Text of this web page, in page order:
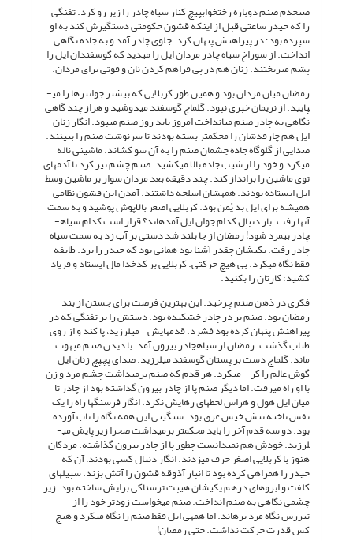
صبح­دم صنم دوباره رختخواب­پیچ کنار سیاه چادر را زیر رو کرد. تفنگی
را که حیدر ساعتی قبل از این­که قشون حکومتی دستگیرش کند به او
سپرده بود؛ در پیراهنش پنهان کرد. جلوی چادر آمد و به جاده نگاهی
انداخت. از سوراخ سیاه چادر مردان ایل را می­دید که گوسفندان ایل را
پشم می­ریختند. زنان هم در پی فراهم کردن نان و قوتی برای مردان.
رمضان میان مردان بود و همین طور کربلایی که بیش­تر جوان­ترها را می­
پایید. از نریمان خبری نبود. گل­ماج گوسفند می­دوشید و هراز چند گاهی
نگاهی به چادر صنم می­انداخت امروز باید روز صنم می­بود. انگار زنان
ایل هم چارقدشان را محکم­تر بسته بودند تا سرنوشت صنم را ببینند.
صدایی از گلوگاه جاده چشمان صنم را به آن سو کشاند. ماشینی ناله
می­کرد و خود را از شیب جاده بالا می­کشید. صنم چشم تیز کرد تا آدم­های
توی ماشین را برانداز کند. چند دقیقه بعد مردان سوار بر ماشین وسط
ایل ایستاده بودند. همه­شان اسلحه داشتند. آمدن این قشون نظامی
همیشه برای ایل بد یُمن بود. کربلایی اصغر بالاپوش پوشید و به سمت
آن­ها رفت. باز دنبال کدام جوان ایل آمده­اند؟ قرار است کدام سیاه­
چادر بی­مرد شود! رمضان از جا بلند شد دستی بر آب زد به سمت سیاه
چادر رفت. یکی­شان چقدر آشنا بود همانی بود که حیدر را برد. طایفه
فقط نگاه می­کرد. بی هیچ حرکتی. کربلایی بر کدخدا مال ایستاد و فریاد
کشید: کارتان را بکنید.
فکری در ذهن صنم چرخید. این بهترین فرصت برای جستن از بند
رمضان بود. صنم بر در چادر خشکیده بود. دستش را بر تفنگی که در
پیراهنش پنهان کرده بود فشرد. قدم­هایش می­لرزید، پا کند و از روی
طناب گذشت. رمضان از سیاه­چادر بیرون آمد. با دیدن صنم مبهوت
ماند. گل­ماج دست بر پستان گوسفند می­لرزید. صدای پچ­پچ زنان ایل
گوش عالم را کر می­کرد. هر قدم که صنم برمی­داشت چشم مرد و زن
با او راه می­رفت. اما دیگر صنم پا از چادر بیرون گذاشته بود از چادر تا
میان ایل هول و هراس لحظه­ای رهایش نکرد. انگار فرسنگ­ها راه را یک
نفس تاخته تنش خیس عرق بود. سنگینی این همه نگاه را تاب آورده
بود. دو سه قدم آخر را باید محکم­تر برمی­داشت صحرا زیر پایش می­
لرزید. خودش هم نمی­دانست چطور پا از چادر بیرون گذاشته. مردکان
هنوز با کربلایی اصغر حرف می­زدند. انگار دنبال کسی بودند، آن که
حیدر را هم­راهی کرده بود تا انبار آذوقه قشون را آتش بزند. سبیل­های
کلفت و ابروهای درهم یکی­شان هیبت ترسناکی برایش ساخته بود. زیر
چشمی نگاهی به صنم انداخت. صنم می­خواست زودتر خود را از
تیررس نگاه مرد برهاند. اما همه­ی ایل فقط صنم را نگاه می­کرد و هیچ
کس قدرت حرکت نداشت. حتی رمضان!